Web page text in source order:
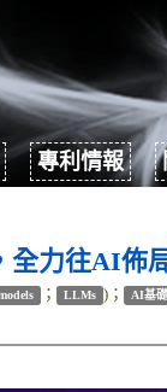
專利情報
全力往AI佈
； LLMs )； AI基